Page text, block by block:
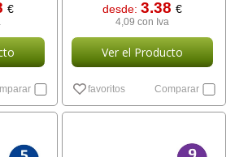
€ desde:3.38€
4,09 con Iva
Ver el Producto
favoritos Comparar